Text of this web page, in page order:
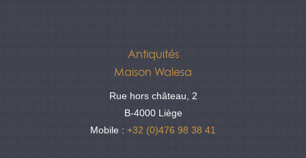
Antiquités
Maison Walesa
Rue hors château, 2
B-4000 Liège
Mobile : +32 (0)476 98 38 41